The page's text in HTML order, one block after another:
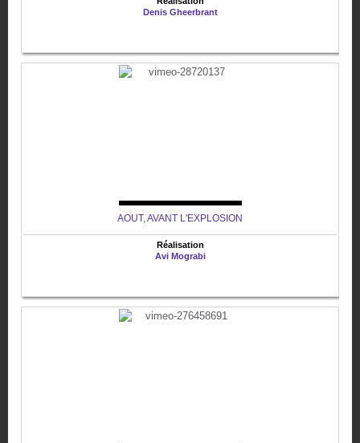
Denis Gheerbrant
AOUT, AVANT L'EXPLOSION
Réalisation
Avi Mograbi